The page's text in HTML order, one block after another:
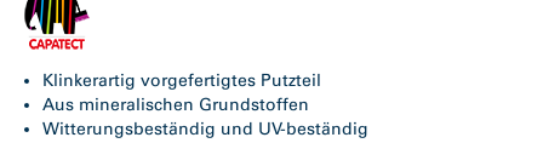
Klinkerartig vorgefertigtes Putzteil
Aus mineralischen Grundstoffen
Witterungsbeständig und UV-beständig